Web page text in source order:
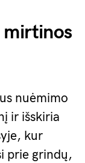
mirtinos
nuėmimo
ir išskiria
kur
prie grindų,